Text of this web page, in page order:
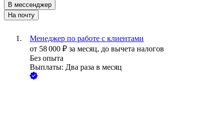
В мессенджер
На почту
Менеджер по работе с клиентами
от 58 000 ₽ за месяц, до вычета налогов
Без опыта
Выплаты: Два раза в месяц